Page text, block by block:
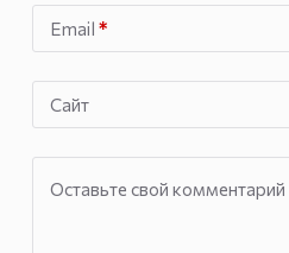
Email *
Сайт
Оставьте свой комментарий